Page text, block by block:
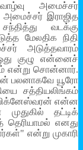
அமைச்சர்
அமைச்சர் இராஜித
வடக்கு
மேலதிக நிதி
அடுத்தவாரம்
குழு என்னைச்
என்று சொன்னார்.
பலனாகவே யூரோ
சத்தியலிங்கம்
என்ன
தட்டிக்
தெரியாமல் எனது
என்று முகாரி